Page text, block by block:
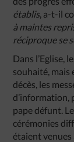
établis, a-t-il
à maintes
réciproque se
Dans l’Eglise,
souhaité, mais
décès, les
d’information,
pape défunt.
cérémonies
étaient venues